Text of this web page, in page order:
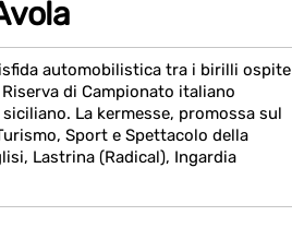
automobilistica tra i birilli ospite
di Campionato italiano
La kermesse, promossa sul
Sport e Spettacolo della
Lastrina (Radical), Ingardia